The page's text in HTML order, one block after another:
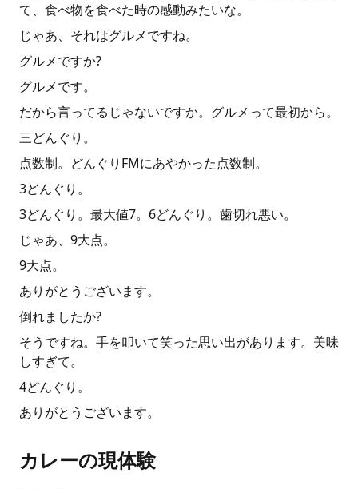
て、食べ物を食べた時の感動みたいな。
じゃあ、それはグルメですね。
グルメですか?
グルメです。
だから言ってるじゃないですか。グルメって最初から。
三どんぐり。
点数制。どんぐりFMにあやかった点数制。
3どんぐり。
3どんぐり。最大値7。6どんぐり。歯切れ悪い。
じゃあ、9大点。
9大点。
ありがとうございます。
倒れましたか?
そうですね。手を叩いて笑った思い出があります。美味
しすぎて。
4どんぐり。
ありがとうございます。
カレーの現体験